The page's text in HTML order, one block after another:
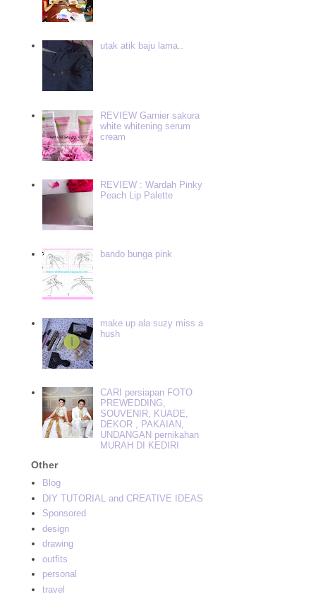
utak atik baju lama..
REVIEW Garnier sakura
white whitening serum
cream
REVIEW : Wardah Pinky
Peach Lip Palette
bando bunga pink
make up ala suzy miss a
hush
CARI persiapan FOTO
PREWEDDING,
SOUVENIR, KUADE,
DEKOR , PAKAIAN,
UNDANGAN pernikahan
MURAH DI KEDIRI
Other
Blog
DIY TUTORIAL and CREATIVE IDEAS
Sponsored
design
drawing
outfits
personal
travel